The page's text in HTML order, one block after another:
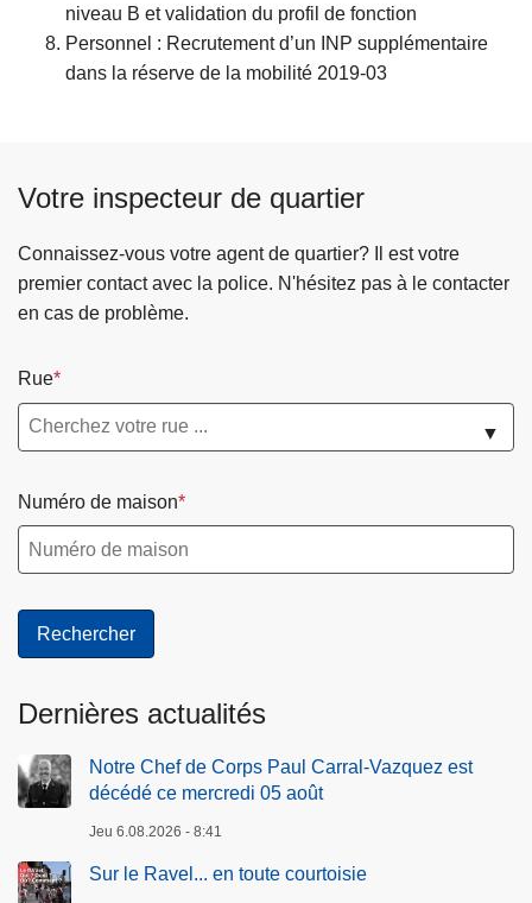
niveau B et validation du profil de fonction
Personnel : Recrutement d’un INP supplémentaire
dans la réserve de la mobilité 2019-03
Votre inspecteur de quartier
Connaissez-vous votre agent de quartier? Il est votre
premier contact avec la police. N'hésitez pas à le contacter
en cas de problème.
Rue
▼
Numéro de maison
Dernières actualités
Notre Chef de Corps Paul Carral-Vazquez est
décédé ce mercredi 05 août
Jeu 6.08.2026 - 8:41
Sur le Ravel... en toute courtoisie